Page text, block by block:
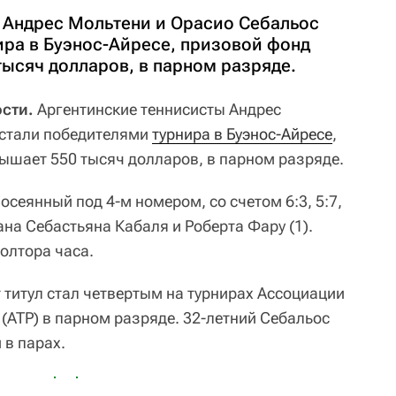
Мольтени и Орасио Себальос
в Буэнос-Айресе, призовой фонд
долларов, в парном разряде.
Аргентинские теннисисты Андрес
победителями турнира в Буэнос-Айресе,
550 тысяч долларов, в парном разряде.
под 4-м номером, со счетом 6:3, 5:7,
Себастьяна Кабаля и Роберта Фару (1).
часа.
стал четвертым на турнирах Ассоциации
в парном разряде. 32-летний Себальос
парах.